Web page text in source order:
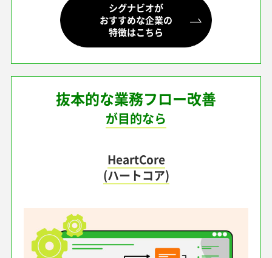
抜本的な業務フロー改善
が目的なら
HeartCore
(ハートコア)
シグナビオが
おすすめな企業の
特徴はこちら